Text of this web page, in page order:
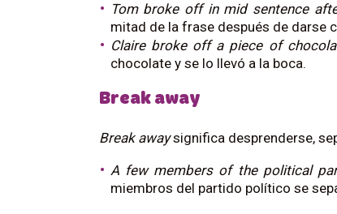
Tom broke off in mid sentence
mitad de la frase después de darse
Claire broke off a piece of
chocolate y se lo llevó a la boca.
Break away
Break awaysignifica desprenderse,
A few members of the political
miembros del partido político se